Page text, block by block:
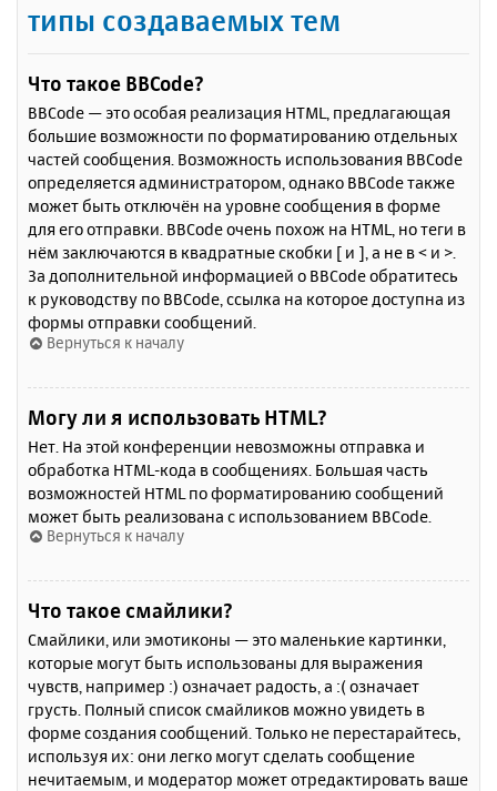
типы создаваемых тем
Что такое BBCode?
BBCode — это особая реализация HTML, предлагающая
большие возможности по форматированию отдельных
частей сообщения. Возможность использования BBCode
определяется администратором, однако BBCode также
может быть отключён на уровне сообщения в форме
для его отправки. BBCode очень похож на HTML, но теги в
нём заключаются в квадратные скобки [ и ], а не в < и >.
За дополнительной информацией о BBCode обратитесь
к руководству по BBCode, ссылка на которое доступна из
формы отправки сообщений.
Вернуться к началу
Могу ли я использовать HTML?
Нет. На этой конференции невозможны отправка и
обработка HTML-кода в сообщениях. Большая часть
возможностей HTML по форматированию сообщений
может быть реализована с использованием BBCode.
Вернуться к началу
Что такое смайлики?
Смайлики, или эмотиконы — это маленькие картинки,
которые могут быть использованы для выражения
чувств, например :) означает радость, а :( означает
грусть. Полный список смайликов можно увидеть в
форме создания сообщений. Только не перестарайтесь,
используя их: они легко могут сделать сообщение
нечитаемым, и модератор может отредактировать ваше